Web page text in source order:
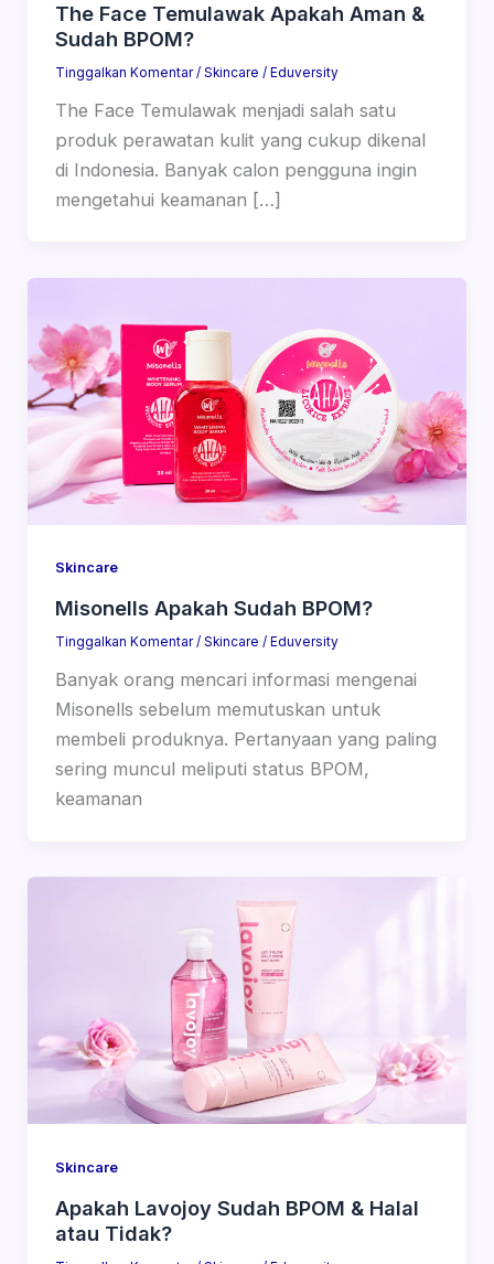
The Face Temulawak Apakah Aman &
Sudah BPOM?
Tinggalkan Komentar / Skincare / Eduversity
The Face Temulawak menjadi salah satu
produk perawatan kulit yang cukup dikenal
di Indonesia. Banyak calon pengguna ingin
mengetahui keamanan […]
Skincare
Misonells Apakah Sudah BPOM?
Tinggalkan Komentar / Skincare / Eduversity
Banyak orang mencari informasi mengenai
Misonells sebelum memutuskan untuk
membeli produknya. Pertanyaan yang paling
sering muncul meliputi status BPOM,
keamanan
Skincare
Apakah Lavojoy Sudah BPOM & Halal
atau Tidak?